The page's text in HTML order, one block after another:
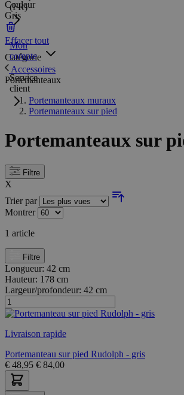
(FR)
Mon
compte
Service
client
Couleur
Gris
Effacer tout
Catégorie
Accessoires
Portemanteaux
Portemanteaux muraux
Portemanteaux sur pied
Portemanteaux sur
Filtre
X
Trier par
Montrer
1 article
Filtre
Longueur: 42 cm
Hauteur: 178 cm
Largeur/profondeur: 42 cm
Livraison rapide
Portemanteau sur pied Rudolph - gris
€ 48,95 € 84,00